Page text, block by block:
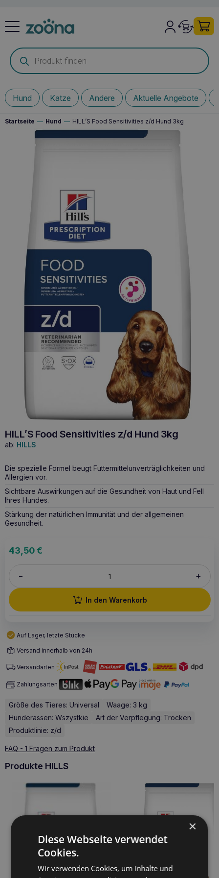
Products
search
Hund Katze Andere Aktuelle Angebote
Startseite — Hund — HILL’S Food Sensitivities z/d Hund 3kg
HILL’S Food Sensitivities z/d Hund 3kg
ab: HILLS
Die spezielle Formel beugt Futtermittelunverträglichkeiten und
Allergien vor.
Sichtbare Auswirkungen auf die Gesundheit von Haut und Fell
Ihres Hundes.
Stärkung der natürlichen Immunität und der allgemeinen
Gesundheit.
43,50€
– +
In den Warenkorb
Auf Lager, letzte Stücke
Versand innerhalb von 24h
Versandarten
Zahlungsarten
Größe des Tieres: Universal
Waage: 3 kg
Hunderassen: Wszystkie
Art der Verpflegung: Trocken
Produktlinie: z/d
FAQ - 1 Fragen zum Produkt
Produkte HILLS
×
Diese Webseite verwendet
Cookies.
Wir verwenden Cookies, um Inhalte und